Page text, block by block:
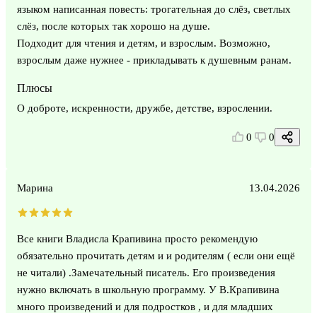
языком написанная повесть: трогательная до слёз, светлых
слёз, после которых так хорошо на душе.
Подходит для чтения и детям, и взрослым. Возможно,
взрослым даже нужнее - прикладывать к душевным ранам.
Плюсы
О доброте, искренности, дружбе, детстве, взрослении.
0 0
Марина 13.04.2026
Все книги Владисла Крапивина просто рекомендую
обязательно прочитать детям и и родителям ( если они ещё
не читали) .Замечательный писатель. Его произведения
нужно включать в школьную программу. У В.Крапивина
много произведений и для подростков , и для младших